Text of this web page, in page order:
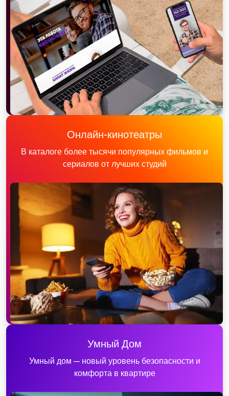
Онлайн-кинотеатры
В каталоге более тысячи популярных фильмов и
сериалов от лучших студий
Умный Дом
Умный дом — новый уровень безопасности и
комфорта в квартире